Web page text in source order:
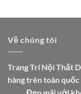
Về chúng tôi
Trang Trí Nội Thất
hàng trên toàn